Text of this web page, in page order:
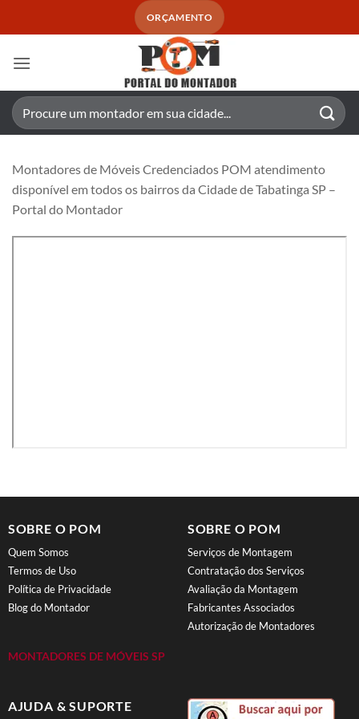
ORÇAMENTO
Pesquisar
por:
Montadores de Móveis Credenciados POM atendimento
disponível em todos os bairros da Cidade de Tabatinga SP –
Portal do Montador
SOBRE O POM
Quem Somos
Termos de Uso
Política de Privacidade
Blog do Montador
MONTADORES DE MÓVEIS SP
SOBRE O POM
Serviços de Montagem
Contratação dos Serviços
Avaliação da Montagem
Fabricantes Associados
Autorização de Montadores
AJUDA & SUPORTE